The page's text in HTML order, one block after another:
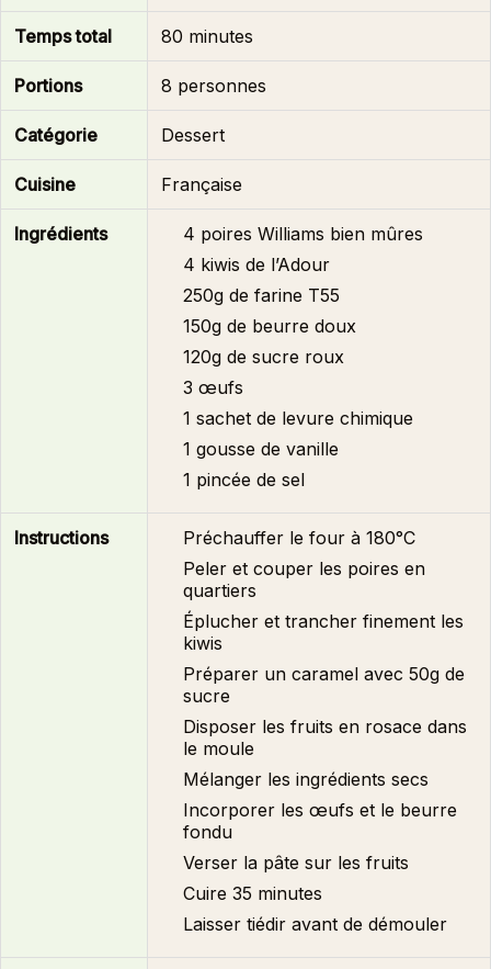
Temps total 80 minutes
Portions 8 personnes
Catégorie Dessert
Cuisine Française
Ingrédients
4 poires Williams bien mûres
4 kiwis de l’Adour
250g de farine T55
150g de beurre doux
120g de sucre roux
3 œufs
1 sachet de levure chimique
1 gousse de vanille
1 pincée de sel
Instructions
Préchauffer le four à 180°C
Peler et couper les poires en
quartiers
Éplucher et trancher finement les
kiwis
Préparer un caramel avec 50g de
sucre
Disposer les fruits en rosace dans
le moule
Mélanger les ingrédients secs
Incorporer les œufs et le beurre
fondu
Verser la pâte sur les fruits
Cuire 35 minutes
Laisser tiédir avant de démouler